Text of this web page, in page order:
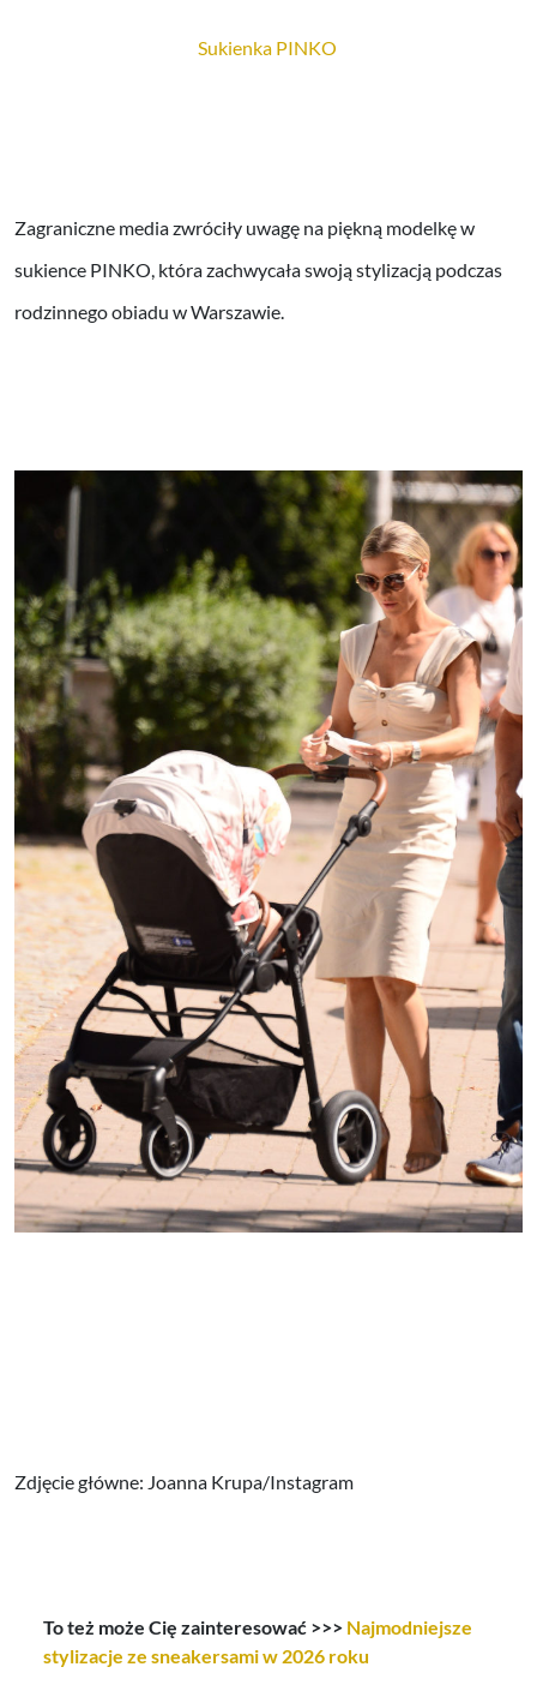
Sukienka PINKO
Zagraniczne media zwróciły uwagę na piękną modelkę w
sukience PINKO, która zachwycała swoją stylizacją podczas
rodzinnego obiadu w Warszawie.
Zdjęcie główne: Joanna Krupa/Instagram
To też może Cię zainteresować >>> Najmodniejsze
stylizacje ze sneakersami w 2026 roku